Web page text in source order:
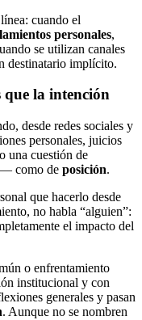
cuando el
personales,
se utilizan canales
destinatario implícito.
que la intención
desde redes sociales y
personales, juicios
una cuestión de
como de posición.
que hacerlo desde
no habla “alguien”:
el impacto del
o enfrentamiento
institucional y con
generales y pasan
. Aunque no se nombren